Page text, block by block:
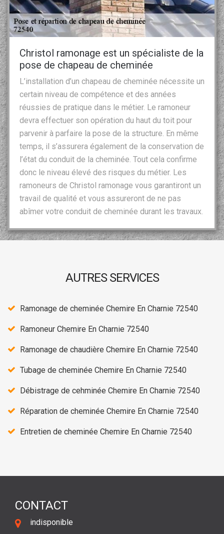
Christol ramonage est un spécialiste de la
pose de chapeau de cheminée
L’installation d’un chapeau de cheminée nécessite un
certain niveau de compétence et des années
réussies de pratique dans le métier. Le ramoneur
devra effectuer son opération du haut du toit pour
parvenir à parfaire la pose de la structure. En même
temps, il s’assurera également de la conservation de
l’état du conduit de la cheminée. Tout cela confirme
donc le niveau élevé des risques du métier. Les
ramoneurs de Christol ramonage vous garantiront un
travail de qualité et vous assureront de ne pas
abîmer votre conduit de cheminée durant les travaux.
AUTRES SERVICES
Ramonage de cheminée Chemire En Charnie 72540
Ramoneur Chemire En Charnie 72540
Ramonage de chaudière Chemire En Charnie 72540
Tubage de cheminée Chemire En Charnie 72540
Débistrage de cehminée Chemire En Charnie 72540
Réparation de cheminée Chemire En Charnie 72540
Entretien de cheminée Chemire En Charnie 72540
CONTACT
indisponible